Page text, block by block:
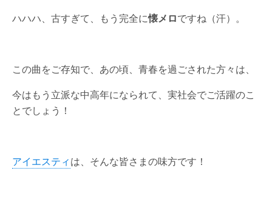
ハハハ、古すぎて、もう完全に懐メロですね（汗）。
この曲をご存知で、あの頃、青春を過ごされた方々は、
今はもう立派な中高年になられて、実社会でご活躍のこ
とでしょう！
アイエスティは、そんな皆さまの味方です！